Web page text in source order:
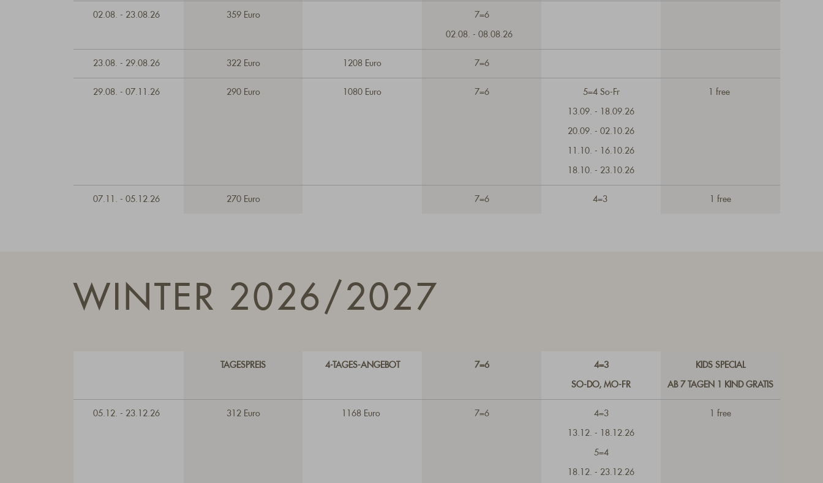
02.08. - 23.08.26 359 Euro 7=6
02.08. - 08.08.26
23.08. - 29.08.26 322 Euro 1208 Euro 7=6
29.08. - 07.11.26 290 Euro 1080 Euro 7=6 5=4 So-Fr
13.09. - 18.09.26
20.09. - 02.10.26
11.10. - 16.10.26
18.10. - 23.10.26
1 free
07.11. - 05.12.26 270 Euro 7=6 4=3 1 free
WINTER 2026/2027
TAGESPREIS 4-TAGES-ANGEBOT 7=6 4=3
SO-DO, MO-FR
KIDS SPECIAL
AB 7 TAGEN 1 KIND GRATIS
05.12. - 23.12.26 312 Euro 1168 Euro 7=6 4=3
13.12. - 18.12.26
5=4
18.12. - 23.12.26
1 free